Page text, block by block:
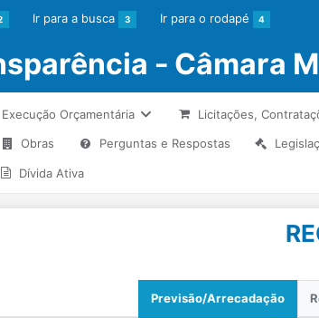
Ir para a busca 3 Ir para o rodapé 4
- Câmara
Execução Orçamentária Licitações,
Obras Perguntas e Respostas
Dívida Ativa
Previsão/Arrecadação